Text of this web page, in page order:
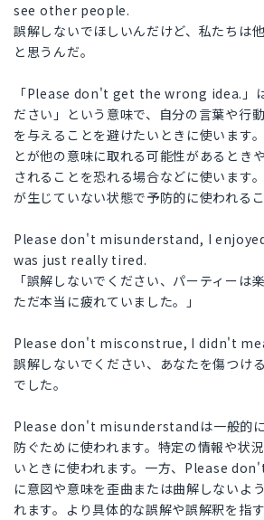
see other people.
誤解しないでほしいんだけど、私たちは
と思うんだ。
「Please don't get the wrong idea.」
ださい」という意味で、自分の言葉や行
を与えることを避けたいときに使います
とが他の意味に取れる可能性があるとき
されることを恐れる場合などに使います
が生じていない状態で予防的に使われるこ
Please don't misunderstand, I
was just really tired.
「誤解しないでください、パーティーは
ただ本当に疲れていました。」
Please don't misconstrue, I didn't
誤解しないでください、あなたを傷つけ
でした。
Please don't misunderstandは一般的に
防ぐために使われます。特定の情報や状
いときに使われます。一方、Please
に意図や意味を歪曲または曲解しないよ
れます。より具体的な誤解や誤解釈を指